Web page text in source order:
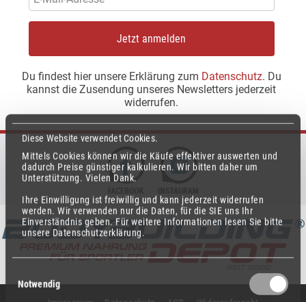
Diese Website verwendet Cookies.
Mittels Cookies können wir die Käufe effektiver auswerten und
dadurch Preise günstiger kalkulieren. Wir bitten daher um
Unterstützung. Vielen Dank.
Ihre Einwilligung ist freiwillig und kann jederzeit widerrufen
werden. Wir verwenden nur die Daten, für die SIE uns Ihr
Einverständnis geben. Für weitere Informationen lesen Sie bitte
unsere Datenschutzerklärung.
Notwendig
Jetzt anmelden
Du findest hier unsere Erklärung zum Datenschutz. Du
kannst die Zusendung unseres Newsletters jederzeit
widerrufen.